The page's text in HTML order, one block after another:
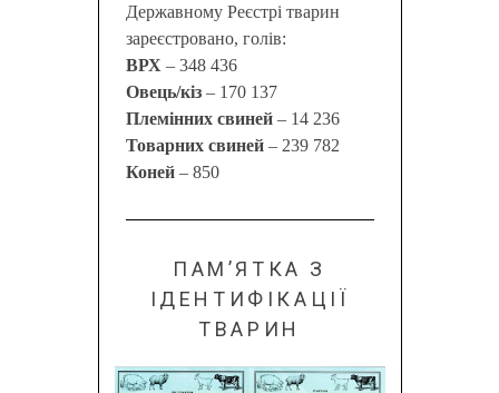
Державному Реєстрі тварин
зареєстровано, голів:
ВРХ – 348 436
Овець/кіз– 170 137
Племінних свиней– 14 236
Товарних свиней– 239 782
Коней– 850
ПАМ’ЯТКА З
ІДЕНТИФІКАЦІЇ
ТВАРИН